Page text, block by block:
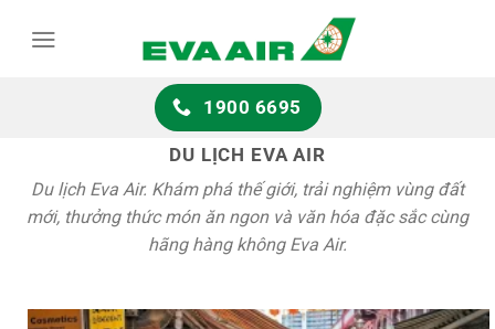
1900 6695
DU LỊCH EVA AIR
Du lịch Eva Air. Khám phá thế giới, trải nghiệm vùng đất
mới, thưởng thức món ăn ngon và văn hóa đặc sắc cùng
hãng hàng không Eva Air.